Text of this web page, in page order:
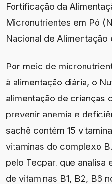
Fortificação da
Micronutrientes em Pó
Nacional de Alimentação
Por meio de
à alimentação diária, o
alimentação de crianças
prevenir anemia e
sachê contém 15
vitaminas do complexo
pelo Tecpar, que analisa
de vitaminas B1, B2, B6